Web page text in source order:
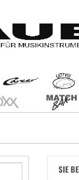
SIE